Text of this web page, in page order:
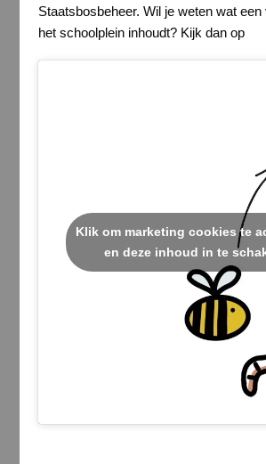
Staatsbosbeheer. Wil je weten wat
het schoolplein inhoudt? Kijk dan op
Klik om marketing cookies te
en deze inhoud in te